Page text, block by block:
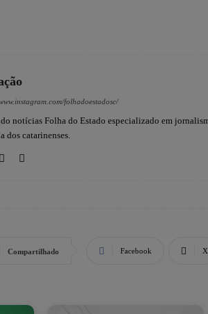
folhadoestadosc/
notícias Folha do Estado especializado em
dos catarinenses.
Compartilhado Facebook X